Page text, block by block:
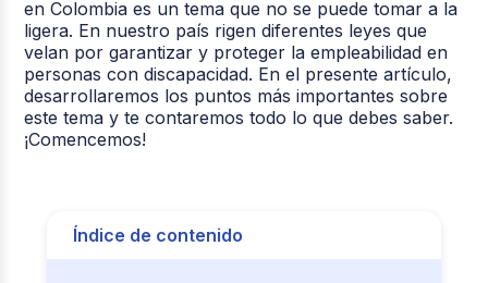
en Colombia es un tema que no se puede tomar a la
ligera. En nuestro país rigen diferentes leyes que
velan por garantizar y proteger la empleabilidad en
personas con discapacidad. En el presente artículo,
desarrollaremos los puntos más importantes sobre
este tema y te contaremos todo lo que debes saber.
¡Comencemos!
Índice de contenido